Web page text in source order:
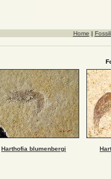
Home |
Harthofia blumenbergi